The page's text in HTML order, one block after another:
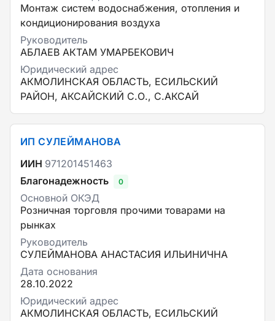
Монтаж систем водоснабжения, отопления и
кондиционирования воздуха
Руководитель
АБЛАЕВ АКТАМ УМАРБЕКОВИЧ
Юридический адрес
АКМОЛИНСКАЯ ОБЛАСТЬ, ЕСИЛЬСКИЙ
РАЙОН, АКСАЙСКИЙ С.О., С.АКСАЙ
ИП СУЛЕЙМАНОВА
ИИН 971201451463
Благонадежность
0
Основной ОКЭД
Розничная торговля прочими товарами на
рынках
Руководитель
СУЛЕЙМАНОВА АНАСТАСИЯ ИЛЬИНИЧНА
Дата основания
28.10.2022
Юридический адрес
АКМОЛИНСКАЯ ОБЛАСТЬ, ЕСИЛЬСКИЙ